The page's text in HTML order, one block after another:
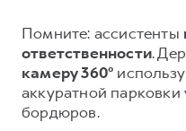
Помните: ассистенты
ответственности.
камеру 360°
аккуратной
бордюров.